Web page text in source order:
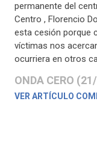
permanente del
Centro , Florencio
esta cesión porque
víctimas nos
ocurriera en otros
ONDA CERO
VER ARTÍCULO